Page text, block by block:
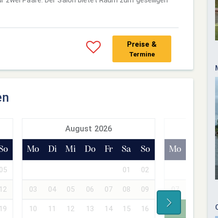
Preise &
Termine
05
12
19
August 2026
Mo Di Mi Do Fr Sa So
01 02
03 04 05 06 07 08 09
10 11 12 13 14 15 16
Mo
07
16